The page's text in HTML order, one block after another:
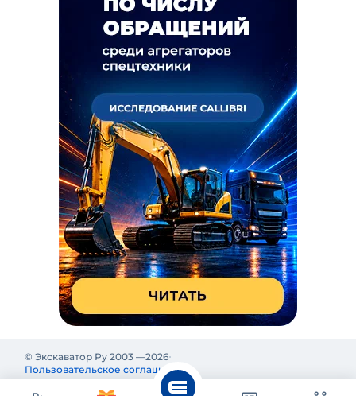
© Экскаватор Ру 2003 —2026
Пользовательское соглашение
Политика конфиденциальности Реклама на Экскаватор Ру